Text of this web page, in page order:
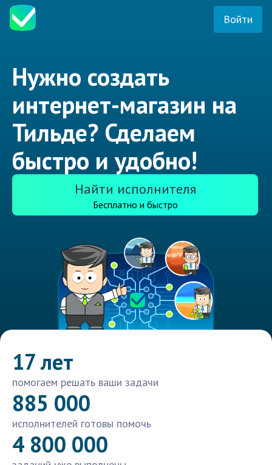
Войти
Нужно создать
интернет-магазин на
Тильде? Сделаем
быстро и удобно!
Найти исполнителя
Бесплатно и быстро
17 лет
помогаем решать ваши задачи
885 000
исполнителей готовы помочь
4 800 000